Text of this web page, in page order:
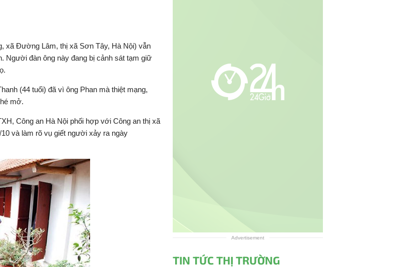
xã Đường Lâm, thị xã Sơn Tây, Hà Nội) vẫn
Người đàn ông này đang bị cảnh sát tạm giữ
(44 tuổi) đã vì ông Phan mà thiệt mạng,
mở.
Công an Hà Nội phối hợp với Công an thị xã
và làm rõ vụ giết người xảy ra ngày
Advertisement
TIN TỨC THỊ TRƯỜNG